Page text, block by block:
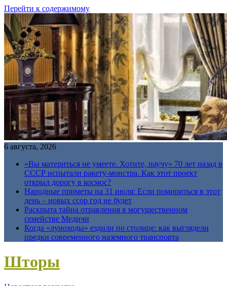
Перейти к содержимому
6 августа, 2026
«Вы материться не умеете. Хотите, научу» 70 лет назад в
СССР испытали ракету-монстра. Как этот проект
открыл дорогу в космос?
Народные приметы на 31 июля: Если помириться в этот
день – новых ссор год не будет
Раскрыта тайна отравления в могущественном
семействе Медичи
Когда «луноходы» ездили по столице: как выглядели
предки современного наземного транспорта
Шторы